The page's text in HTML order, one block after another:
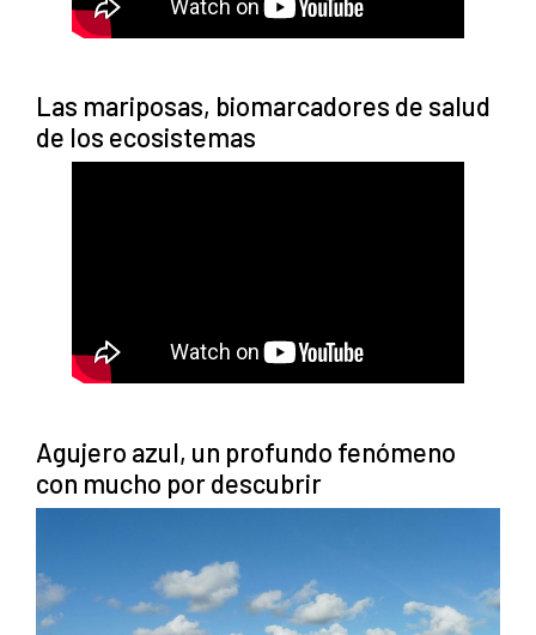
Las mariposas, biomarcadores de salud
de los ecosistemas
Agujero azul, un profundo fenómeno
con mucho por descubrir